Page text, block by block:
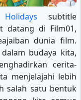
subtitle
datang di Film01,
dunia film.
budaya kita,
cerita-
menjelajahi lebih
salah satu bentuk